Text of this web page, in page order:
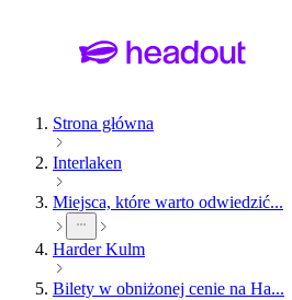
Strona główna
Interlaken
Miejsca, które warto odwiedzić...
Harder Kulm
Bilety w obniżonej cenie na Ha...